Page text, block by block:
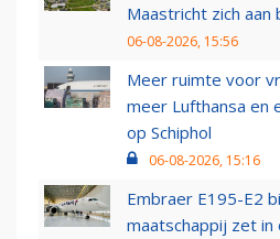
Maastricht zich aan
06-08-2026, 15:56
Meer ruimte voor
meer Lufthansa en
op Schiphol
06-08-2026, 15:16
Embraer E195-E2
maatschappij zet in